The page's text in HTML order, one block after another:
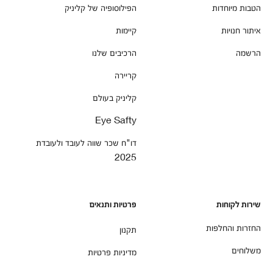
הטבות מיוחדות
איתור חנויות
הרשמה
הפילוסופיה של קליניק
קיימות
הרכיבים שלנו
קריירה
קליניק בעולם
Eye Safty
דו"ח שכר שווה לעובד ולעובדת
2025
שירות לקוחות
החזרות והחלפות
משלוחים
פרטיות ותנאים
תקנון
מדיניות פרטיות